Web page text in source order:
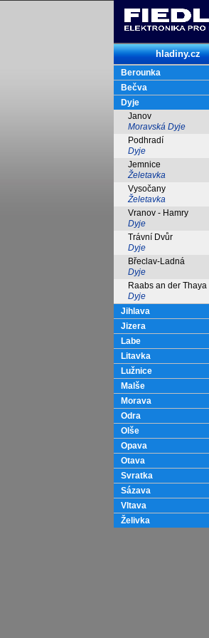
hladiny.cz
Berounka
Bečva
Dyje
Janov
Moravská Dyje
Podhradí
Dyje
Jemnice
Želetavka
Vysočany
Želetavka
Vranov - Hamry
Dyje
Trávní Dvůr
Dyje
Břeclav-Ladná
Dyje
Raabs an der Thaya
Dyje
Jihlava
Jizera
Labe
Litavka
Lužnice
Malše
Morava
Odra
Olše
Opava
Otava
Svratka
Sázava
Vltava
Želivka